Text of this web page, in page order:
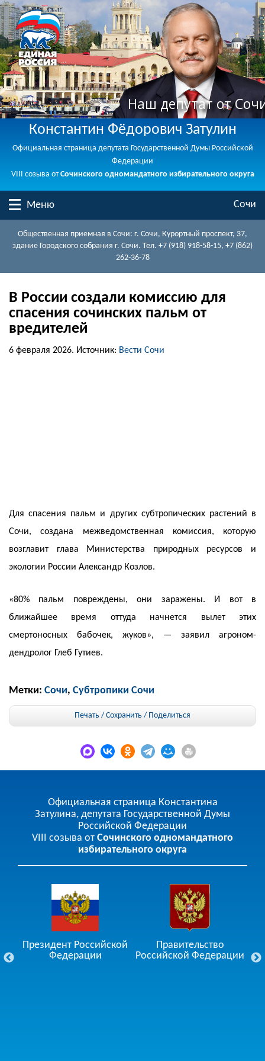
Наш депутат от
Константин Фёдорович Затулин
Официальная страница депутата Государственной Думы Российской
Федерации
VIII созыва отСочинского одномандатного избирательного округа
Меню Сочи
Общественная приемная в Сочи: г. Сочи, Курортный проспект, 37,
здание Городского собрания г. Сочи. Тел. +7 (918) 918-58-15, +7 (862)
262-36-78
В России создали комиссию для
спасения сочинских пальм от
вредителей
6 февраля 2026. Источник: Вести Сочи
Для спасения пальм и других субтропических растений в
Сочи, создана межведомственная комиссия, которую
возглавит глава Министерства природных ресурсов и
экологии России Александр Козлов.
«80% пальм повреждены, они заражены. И вот в
ближайшее время оттуда начнется вылет этих
смертоносных бабочек, жуков», — заявил агроном-
дендролог Глеб Гутиев.
Метки: Сочи, Субтропики Сочи
Печать / Сохранить / Поделиться
Официальная страница Константина
Затулина, депутата Государственной Думы
Российской Федерации
VIII созыва от Сочинского одномандатного
избирательного округа
Президент Российской
Федерации
Правительство
Российской Федерации